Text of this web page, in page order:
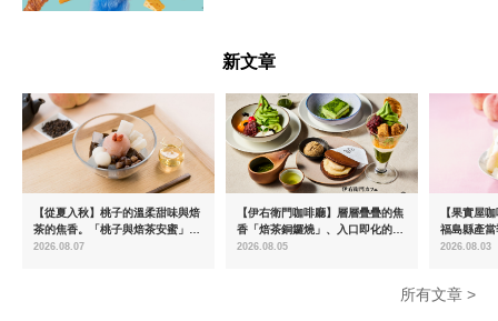
新文章
【從夏入秋】桃子的溫柔甜味與焙
茶的焦香。「桃子與焙茶安蜜」將
於8月中旬起限時販售
2026.08.07
【伊右衛門咖啡廳】層層疊疊的焦
香「焙茶銅鑼燒」、入口即化的
「宇治抹茶提拉米蘇」全新登場
2026.08.05
【果實屋
福島縣產
2026.08.03
所有文章 >